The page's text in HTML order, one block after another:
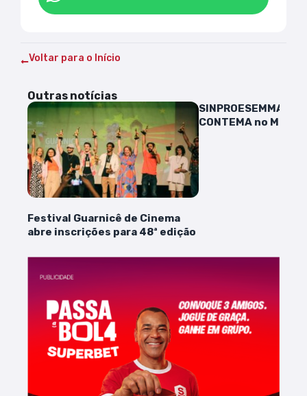
Voltar para o Início
Outras notícias
Festival Guarnicê de Cinema
abre inscrições para 48ª edição
SINPROESEMMA
CONTEMA no